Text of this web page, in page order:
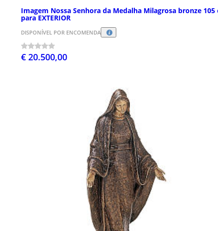
Imagem Nossa Senhora da Medalha Milagrosa bronze 105
para EXTERIOR
DISPONÍVEL POR ENCOMENDA
€ 20.500,00